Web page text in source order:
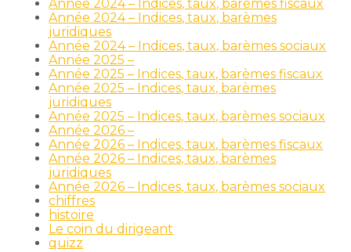
Année 2024 – Indices, taux, barèmes fiscaux
Année 2024 – Indices, taux, barèmes
juridiques
Année 2024 – Indices, taux, barèmes sociaux
Année 2025 –
Année 2025 – Indices, taux, barèmes fiscaux
Année 2025 – Indices, taux, barèmes
juridiques
Année 2025 – Indices, taux, barèmes sociaux
Année 2026 –
Année 2026 – Indices, taux, barèmes fiscaux
Année 2026 – Indices, taux, barèmes
juridiques
Année 2026 – Indices, taux, barèmes sociaux
chiffres
histoire
Le coin du dirigeant
quizz